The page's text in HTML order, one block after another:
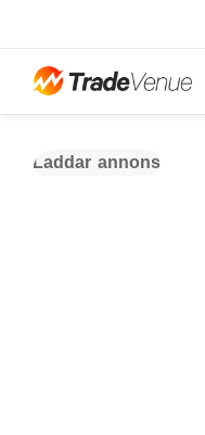
Laddar annons